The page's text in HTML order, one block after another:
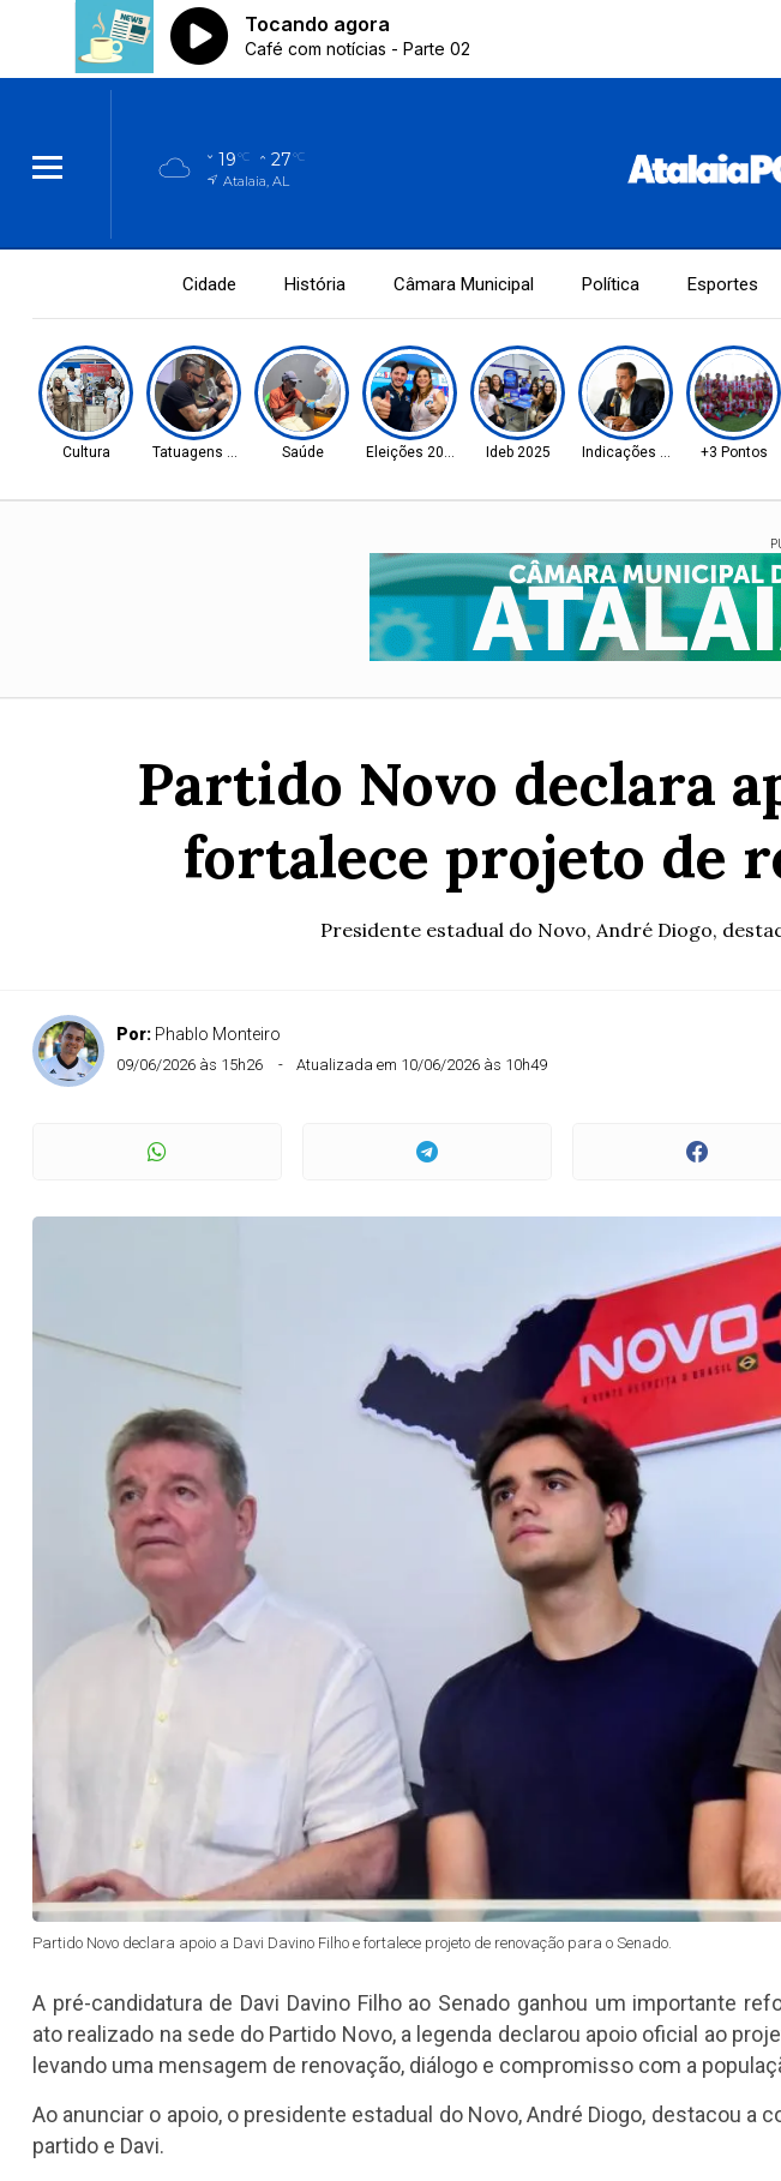
19°C 27°C
Atalaia, AL
Cidade História Câmara Municipal Política Esportes
Cultura Tatuagens PremiadasSaúde Eleições 2026 Ideb 2025 Indicações Aprovadas+3 Pontos
Partido Novo declara
fortalece projeto de
Presidente estadual do Novo, André Diogo,
Por: Phablo Monteiro
09/06/2026 às 15h26 Atualizada em 10/06/2026 às 10h49
Partido Novo declara apoio a Davi Davino Filho e fortalece projeto de renovação para o Senado.
A pré-candidatura de Davi Davino Filho ao Senado ganhou um importante
ato realizado na sede do Partido Novo, a legenda declarou apoio oficial ao
levando uma mensagem de renovação, diálogo e compromisso com a
Ao anunciar o apoio, o presidente estadual do Novo, André Diogo, destacou a
partido e Davi.